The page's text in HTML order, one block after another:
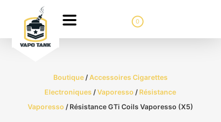
0
Boutique/ Accessoires Cigarettes
Electroniques /Vaporesso / Résistance
Vaporesso / Résistance GTi Coils Vaporesso (X5)